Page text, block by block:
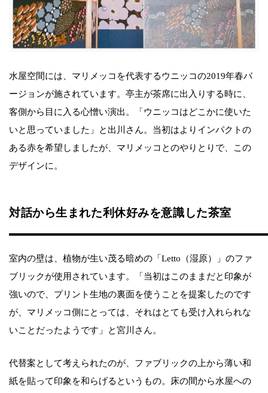
水屋空間には、マリメッコを代表するウニッコの2019年春バ
ージョンが施されています。亭主が茶席に出入りする時に、
客側から目に入る心憎い演出。「ウニッコはどこかに使いた
いと思っていました」と出川さん。当初はよりインパクトの
ある赤を希望しましたが、マリメッコとのやりとりで、この
デザインに。
対話から生まれた利休好みを意識した茶室
室内の壁は、植物が生い茂る暗めの「Letto（湿原）」のファ
ブリックが使用されています。「当初はこのままだと印象が
強いので、プリント生地の裏面を使うことを提案したのです
が、マリメッコ側にとっては、それはとても受け入れられな
いことだったようです」と宮川さん。
代替案として考えられたのが、ファブリックの上から薄い和
紙を貼って印象を和らげるというもの。床の間から水屋への